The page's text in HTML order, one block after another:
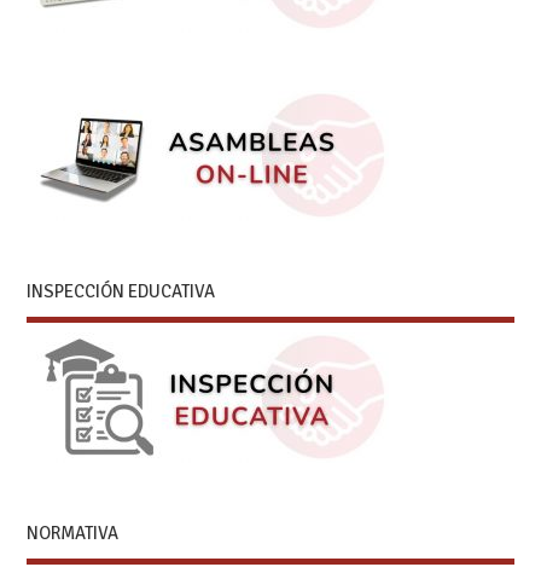
INSPECCIÓN EDUCATIVA
NORMATIVA